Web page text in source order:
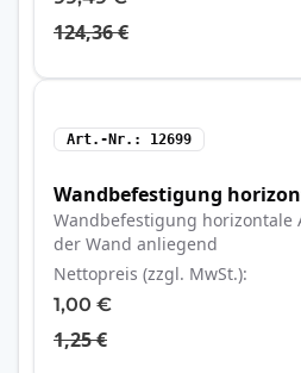
124,36 €
Art.-Nr. 12699
Wandbefestigung
Wandbefestigung horizontale
der Wand anliegend
Nettopreis (zzgl. MwSt.)
1,00 €
1,25 €